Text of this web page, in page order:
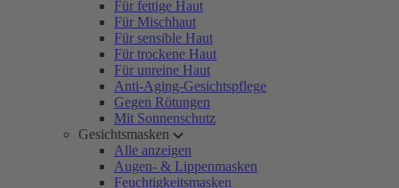
Für fettige Haut
Für Mischhaut
Für sensible Haut
Für trockene Haut
Für unreine Haut
Anti-Aging-Gesichtspflege
Gegen Rötungen
Mit Sonnenschutz
Gesichtsmasken
Alle anzeigen
Augen- & Lippenmasken
Feuchtigkeitsmasken